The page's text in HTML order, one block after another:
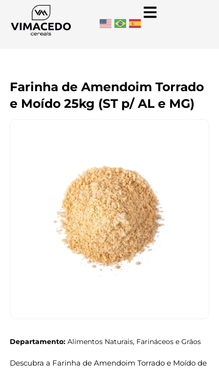
Farinha de Amendoim Torrado
e Moído 25kg (ST p/ AL e MG)
Departamento: Alimentos Naturais, Farináceos e Grãos
Descubra a Farinha de Amendoim Torrado e Moído de